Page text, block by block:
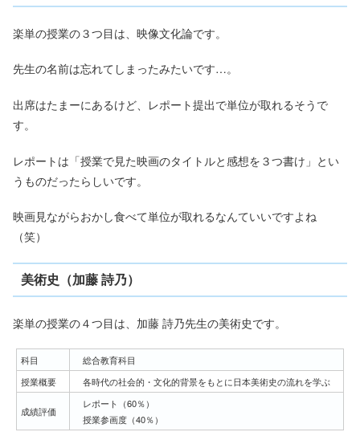
楽単の授業の３つ目は、映像文化論です。
先生の名前は忘れてしまったみたいです…。
出席はたまーにあるけど、レポート提出で単位が取れるそうで
す。
レポートは「授業で見た映画のタイトルと感想を３つ書け」とい
うものだったらしいです。
映画見ながらおかし食べて単位が取れるなんていいですよね
（笑）
美術史（加藤 詩乃）
楽単の授業の４つ目は、加藤 詩乃先生の美術史です。
科目
総合教育科目
授業概要
各時代の社会的・文化的背景をもとに日本美術史の流れを学ぶ
成績評価
レポート（60％）
授業参画度（40％）